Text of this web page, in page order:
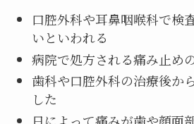
口腔外科や耳鼻咽喉科で検
いといわれる
病院で処方される痛み止め
歯科や口腔外科の治療後か
した
日によって痛みが歯や顔面